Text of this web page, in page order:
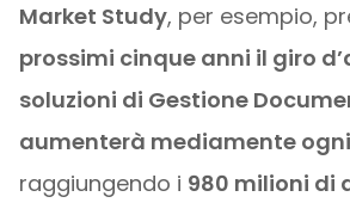
Market Study, per esempio,
prossimi cinque anni il giro
soluzioni di Gestione
aumenterà mediamente
raggiungendo i 980 milioni di